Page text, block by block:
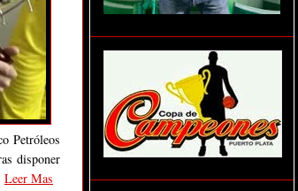
Petróleos
disponer
Leer Mas